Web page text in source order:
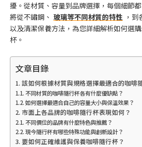
擾。從材質、容量到品牌選擇，每個細節
將從不鏽鋼、 玻璃等不同材質的特性 ，到
以及清潔保養方法，為您詳細解析如何選
杯。
文章目錄
該如何根據材質與規格選擇最適合的咖啡
不同材質的咖啡隨行杯各有什麼優缺點？
如何選擇最適合自己的容量大小與保溫效果？
市面上各品牌的咖啡隨行杯表現如何？
不同價位的品牌有什麼特色與推薦？
現今隨行杯有哪些特殊功能與創新設計？
要如何正確維護與保養咖啡隨行杯？